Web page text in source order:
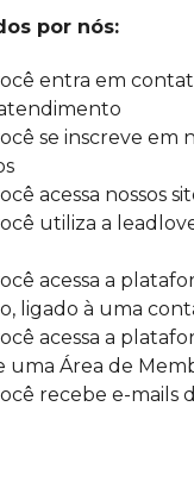
por nós:
entra em
se inscreve em
acessa nossos
utiliza a
acessa a
ligado à uma
acessa a
uma Área de
recebe e-mails